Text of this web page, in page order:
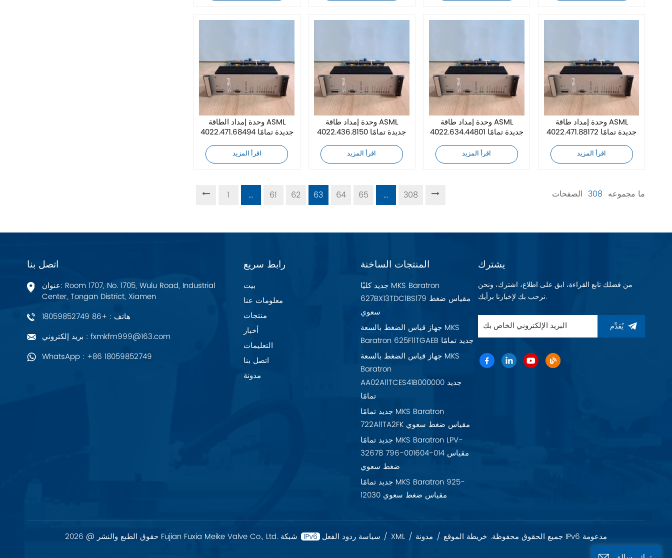
اتصال فينيكس
Mettler Toledo
PALL
وحدة إمداد الطاقة ASML
4022.471.68494 جديدة تمامًا
اقرأ المزيد
وحدة إمداد طاقة ASML
4022.436.8150 جديدة تمامًا
اقرأ المزيد
وحدة إمداد طاقة ASML
4022.634.44801 جديدة تمامًا
اقرأ المزيد
وحدة إمداد طاقة ASML
4022.471.88172 جديدة تمامًا
اقرأ المزيد
1 ... 61 62 63 64 65 ... 308 ما مجموعه 308 الصفحات
اتصل بنا
عنوان: Room 1707, No. 1705, Wulu Road, Industrial
Center, Tongan District, Xiamen
هاتف : +86 18059852749
بريد إلكتروني : fxmkfm999@163.com
WhatsApp : +86 18059852749
رابط سريع
بيت
معلومات عنا
منتجات
أخبار
التعليمات
اتصل بنا
مدونة
المنتجات الساخنة
جديد كليًا MKS Baratron
627BX13TDC1BS179 مقياس ضغط
سعوي
جهاز قياس الضغط بالسعة MKS
Baratron 625F11TGAEB جديد تمامًا
جهاز قياس الضغط بالسعة MKS
Baratron
AA02A11TCES41B000000 جديد
تمامًا
جديد تمامًا MKS Baratron
722A11TA2FK مقياس ضغط سعوي
جديد تمامًا MKS Baratron LPV-
32678 796-001604-014 مقياس
ضغط سعوي
جديد تمامًا MKS Baratron 925-
12030 مقياس ضغط سعوي
يشترك
من فضلك تابع القراءة، ابق على اطلاع، اشترك، ونحن
نرحب بك لإخبارنا برأيك.
يُقدِّم
حقوق الطبع والنشر @ 2026 Fujian Fuxia Meike Valve Co., Ltd. جميع الحقوق محفوظة. خريطة الموقع / مدونة /
XML
/ سياسة ردود الفعل شبكة IPv6 مدعومة